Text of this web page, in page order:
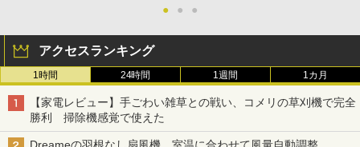
● ● ●
アクセスランキング
1時間 24時間 1週間 1カ月
【家電レビュー】手ごわい雑草との戦い、コメリの草刈機で完全
勝利 掃除機感覚で使えた